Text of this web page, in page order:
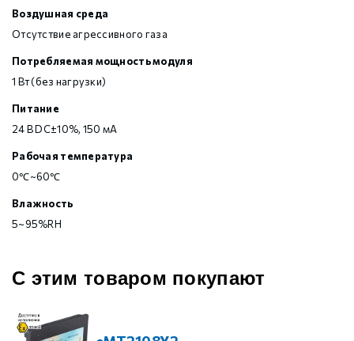
Воздушная среда
Отсутствие агрессивного газа
Потребляемая мощность модуля
1 Вт (без нагрузки)
Питание
24 В DC±10%, 150 мА
Рабочая температура
0℃~60℃
Влажность
5~95%RH
С этим товаром покупают